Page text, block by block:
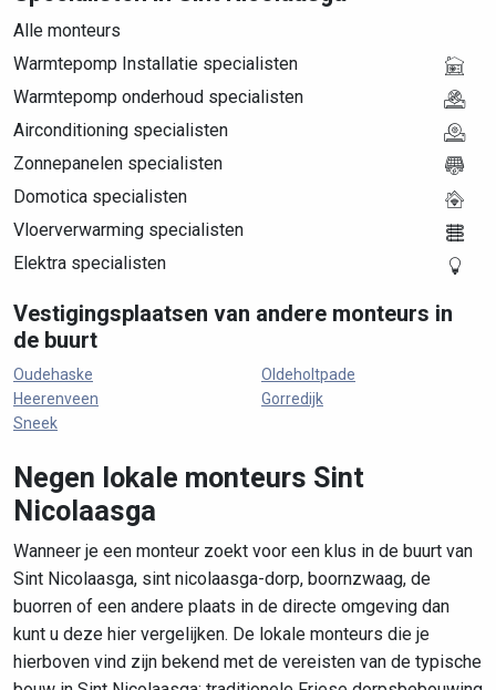
Alle monteurs
Warmtepomp Installatie specialisten
Warmtepomp onderhoud specialisten
Airconditioning specialisten
Zonnepanelen specialisten
Domotica specialisten
Vloerverwarming specialisten
Elektra specialisten
Vestigingsplaatsen van andere monteurs in
de buurt
Oudehaske
Heerenveen
Sneek
Oldeholtpade
Gorredijk
Negen lokale monteurs Sint
Nicolaasga
Wanneer je een monteur zoekt voor een klus in de buurt van
Sint Nicolaasga, sint nicolaasga-dorp, boornzwaag, de
buorren of een andere plaats in de directe omgeving dan
kunt u deze hier vergelijken. De lokale monteurs die je
hierboven vind zijn bekend met de vereisten van de typische